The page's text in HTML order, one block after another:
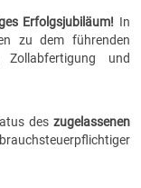
Erfolgsjubiläum! In
zu dem führenden
Zollabfertigung und
des zugelassenen